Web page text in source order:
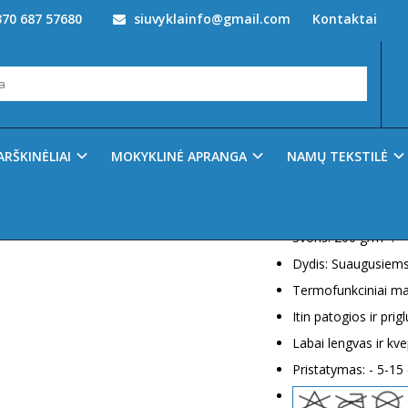
687 57680 siuvyklainfo@gmail.com Kontaktai
MOKYKLINĖ APRANGA NAMŲ TEKSTILĖ
PRIME
Turimas kiekis: 120
Svoris: 200 g/m² .
Dydis:
Termofunkciniai
Itin patogios ir
Labai lengvas ir
Pristatymas: - 5-15